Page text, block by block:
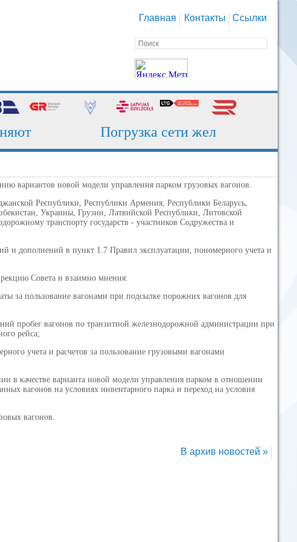
Главная Контакты Ссылки
Погрузка сети железных дорог
вариантов новой модели управления парком грузовых вагонов.
Республики, Республики Армения, Республики Беларусь,
Украины, Грузии, Латвийской Республики, Литовской
транспорту государств - участников Содружества и
и дополнений в пункт 1.7 Правил эксплуатации, пономерного учета и
Совета и взаимно мнения:
за пользование вагонами при подсылке порожних вагонов для
пробег вагонов по транзитной железнодорожной администрации при
рейса;
учета и расчетов за пользование грузовыми вагонами
качестве варианта новой модели управления парком в отношении
вагонов на условиях инвентарного парка и переход на условия
вагонов.
В архив новостей »